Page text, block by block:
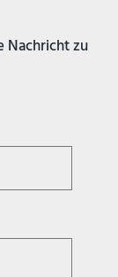
Nachricht zu